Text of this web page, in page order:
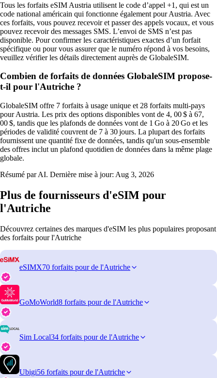
Tous les forfaits eSIM Austria utilisent le code d’appel +1, qui est un
code national américain qui fonctionne également pour Austria. Avec
ces forfaits, vous pouvez recevoir et passer des appels vocaux, et vous
pouvez recevoir des messages SMS. L’envoi de SMS n’est pas
disponible. Pour confirmer les caractéristiques exactes d’un forfait
spécifique ou pour vous assurer que le numéro répond à vos besoins,
veuillez vérifier les détails directement auprès de GlobaleSIM.
Combien de forfaits de données GlobaleSIM propose-
t-il pour l'Autriche ?
GlobaleSIM offre 7 forfaits à usage unique et 28 forfaits multi‑pays
pour Austria. Les prix des options disponibles vont de 4, 00 $ à 67,
00 $, tandis que les plafonds de données vont de 1 Go à 20 Go et les
périodes de validité couvrent de 7 à 30 jours. La plupart des forfaits
fournissent une quantité fixe de données, tandis qu'un sous‑ensemble
des offres inclut un plafond quotidien de données dans la même plage
globale.
Résumé par AI. Dernière mise à jour: Aug 3, 2026
Plus de fournisseurs d'eSIM pour
l'Autriche
Découvrez certaines des marques d'eSIM les plus populaires proposant
des forfaits pour l'Autriche
eSIMX70 forfaits pour de l'Autriche
GoMoWorld8 forfaits pour de l'Autriche
Sim Local34 forfaits pour de l'Autriche
Ubigi56 forfaits pour de l'Autriche